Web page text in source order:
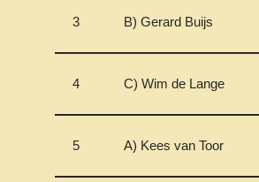
3 B) Gerard Buijs
4 C) Wim de Lange
5 A) Kees van Toor